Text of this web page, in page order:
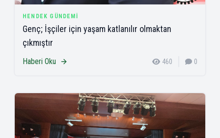
HENDEK GÜNDEMI
Genç; İşçiler için yaşam katlanılır olmaktan
çıkmıştır
Haberi Oku 460 0